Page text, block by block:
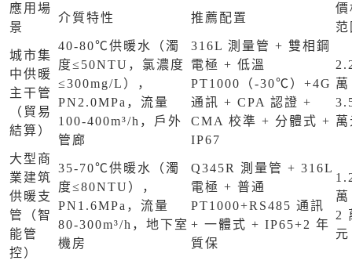
應用場
景
介質特性 推薦配置
價
城市集
中供暖
主干管
（貿易
結算）
40-80℃供暖水（濁
度≤50NTU，氯濃度
≤300mg/L），
PN2.0MPa，流量
100-400m³/h，戶外
管廊
316L 測量管 + 雙相鋼
電極 + 低溫
PT1000（-30℃）+4G
通訊 + CPA 認證 +
CMA 校準 + 分體式 +
IP67
大型商
業建筑
供暖支
管（智
能管
控）
35-70℃供暖水（濁
度≤80NTU），
PN1.6MPa，流量
80-300m³/h，地下室
機房
Q345R 測量管 + 316L
電極 + 普通
PT1000+RS485 通訊
+ 一體式 + IP65+2 年
質保
2
元